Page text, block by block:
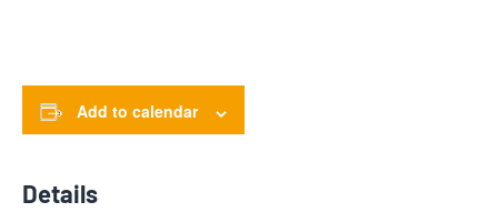
Add to calendar
Details